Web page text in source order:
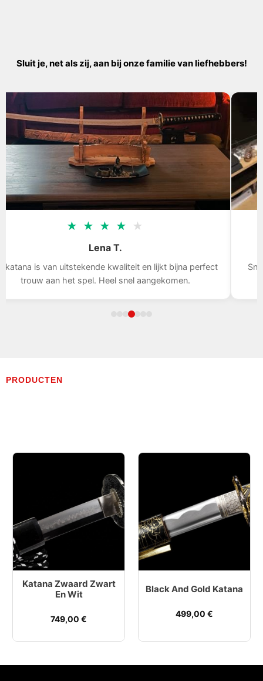
Sluit je, net als zij, aan bij onze familie van liefhebbers!
★ ★
Snelle levering, het zwaard is indrukwekkend, ik ben
met mijn aankoop.
PRODUCTEN
Katana Zwaard Zwart
En Wit
749,00 €
Black And Gold Katana
499,00 €